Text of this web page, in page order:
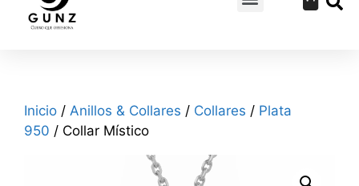
Inicio / Anillos & Collares / Collares / Plata
950 / Collar Místico